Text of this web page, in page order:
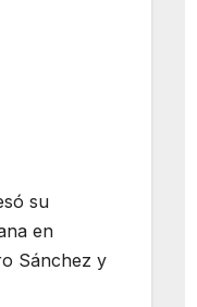
su
en
Sánchez y